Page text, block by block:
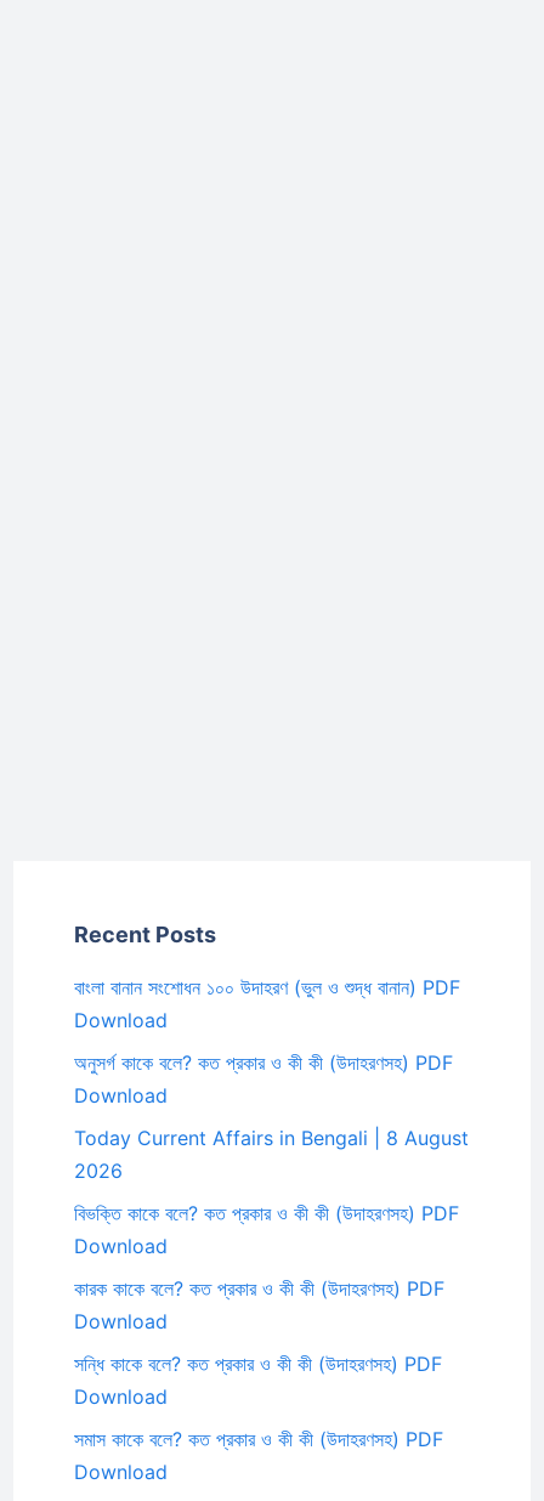
Recent Posts
বাংলা বানান সংশোধন ১০০ উদাহরণ (ভুল ও শুদ্ধ বানান) PDF
Download
অনুসর্গ কাকে বলে? কত প্রকার ও কী কী (উদাহরণসহ) PDF
Download
Today Current Affairs in Bengali | 8 August
2026
বিভক্তি কাকে বলে? কত প্রকার ও কী কী (উদাহরণসহ) PDF
Download
কারক কাকে বলে? কত প্রকার ও কী কী (উদাহরণসহ) PDF
Download
সন্ধি কাকে বলে? কত প্রকার ও কী কী (উদাহরণসহ) PDF
Download
সমাস কাকে বলে? কত প্রকার ও কী কী (উদাহরণসহ) PDF
Download